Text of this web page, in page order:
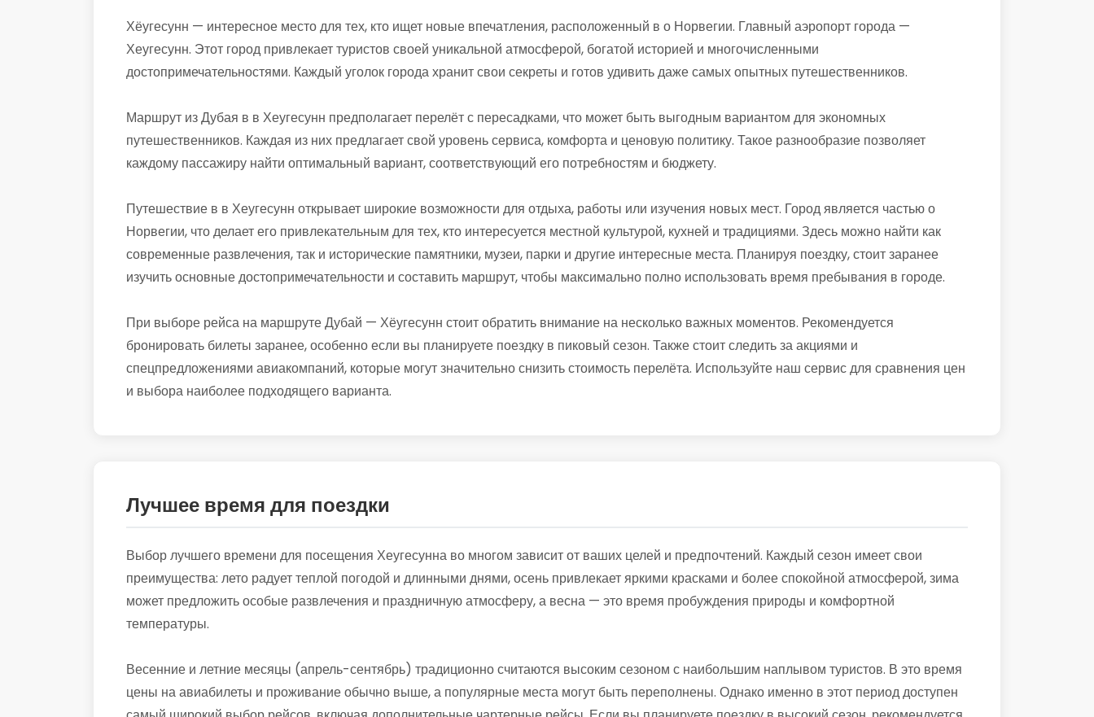
Хёугесунн — интересное место для тех, кто ищет новые впечатления, расположенный в о Норвегии. Главный аэропорт города —
Хеугесунн. Этот город привлекает туристов своей уникальной атмосферой, богатой историей и многочисленными
достопримечательностями. Каждый уголок города хранит свои секреты и готов удивить даже самых опытных путешественников.
Маршрут из Дубая в в Хеугесунн предполагает перелёт с пересадками, что может быть выгодным вариантом для экономных
путешественников. Каждая из них предлагает свой уровень сервиса, комфорта и ценовую политику. Такое разнообразие позволяет
каждому пассажиру найти оптимальный вариант, соответствующий его потребностям и бюджету.
Путешествие в в Хеугесунн открывает широкие возможности для отдыха, работы или изучения новых мест. Город является частью о
Норвегии, что делает его привлекательным для тех, кто интересуется местной культурой, кухней и традициями. Здесь можно найти как
современные развлечения, так и исторические памятники, музеи, парки и другие интересные места. Планируя поездку, стоит заранее
изучить основные достопримечательности и составить маршрут, чтобы максимально полно использовать время пребывания в городе.
При выборе рейса на маршруте Дубай — Хёугесунн стоит обратить внимание на несколько важных моментов. Рекомендуется
бронировать билеты заранее, особенно если вы планируете поездку в пиковый сезон. Также стоит следить за акциями и
спецпредложениями авиакомпаний, которые могут значительно снизить стоимость перелёта. Используйте наш сервис для сравнения цен
и выбора наиболее подходящего варианта.
Лучшее время для поездки
Выбор лучшего времени для посещения Хеугесунна во многом зависит от ваших целей и предпочтений. Каждый сезон имеет свои
преимущества: лето радует теплой погодой и длинными днями, осень привлекает яркими красками и более спокойной атмосферой, зима
может предложить особые развлечения и праздничную атмосферу, а весна — это время пробуждения природы и комфортной
температуры.
Весенние и летние месяцы (апрель-сентябрь) традиционно считаются высоким сезоном с наибольшим наплывом туристов. В это время
цены на авиабилеты и проживание обычно выше, а популярные места могут быть переполнены. Однако именно в этот период доступен